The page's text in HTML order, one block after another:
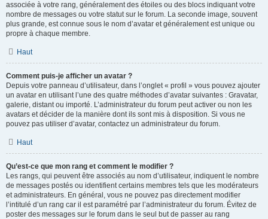
associée à votre rang, généralement des étoiles ou des blocs indiquant votre
nombre de messages ou votre statut sur le forum. La seconde image, souvent
plus grande, est connue sous le nom d’avatar et généralement est unique ou
propre à chaque membre.
Haut
Comment puis-je afficher un avatar ?
Depuis votre panneau d’utilisateur, dans l’onglet « profil » vous pouvez ajouter
un avatar en utilisant l’une des quatre méthodes d’avatar suivantes : Gravatar,
galerie, distant ou importé. L’administrateur du forum peut activer ou non les
avatars et décider de la manière dont ils sont mis à disposition. Si vous ne
pouvez pas utiliser d’avatar, contactez un administrateur du forum.
Haut
Qu’est-ce que mon rang et comment le modifier ?
Les rangs, qui peuvent être associés au nom d’utilisateur, indiquent le nombre
de messages postés ou identifient certains membres tels que les modérateurs
et administrateurs. En général, vous ne pouvez pas directement modifier
l’intitulé d’un rang car il est paramétré par l’administrateur du forum. Évitez de
poster des messages sur le forum dans le seul but de passer au rang